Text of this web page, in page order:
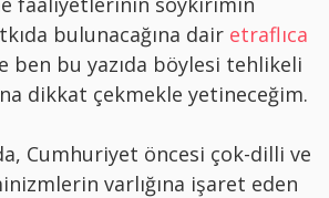
bulunacağına dair etraflıca
ben bu yazıda böylesi tehlikeli
dikkat çekmekle yetineceğim.
Cumhuriyet öncesi çok-dilli ve
varlığına işaret eden